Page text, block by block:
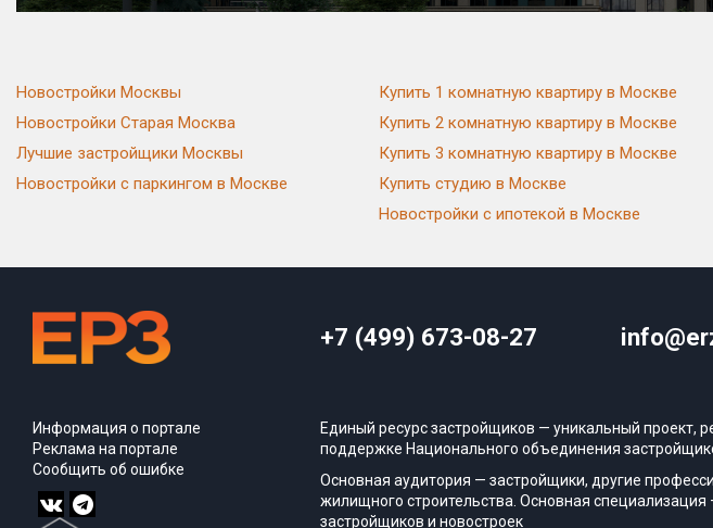
Новостройки Москвы
Новостройки Старая Москва
Лучшие застройщики Москвы
Новостройки с паркингом в Москве
Купить 1 комнатную квартиру в Москве
Купить 2 комнатную квартиру в Москве
Купить 3 комнатную квартиру в Москве
Купить студию в Москве
Новостройки с ипотекой в Москве
+7 (499) 673-08-27
Информация о портале
Реклама на портале
Сообщить об ошибке
Единый ресурс застройщиков — уникальный проект,
поддержке Национального объединения
Основная аудитория — застройщики, другие
жилищного строительства. Основная
застройщиков и новостроек